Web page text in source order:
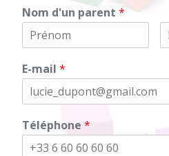
Nom d'un parent*
E-mail*
Téléphone*